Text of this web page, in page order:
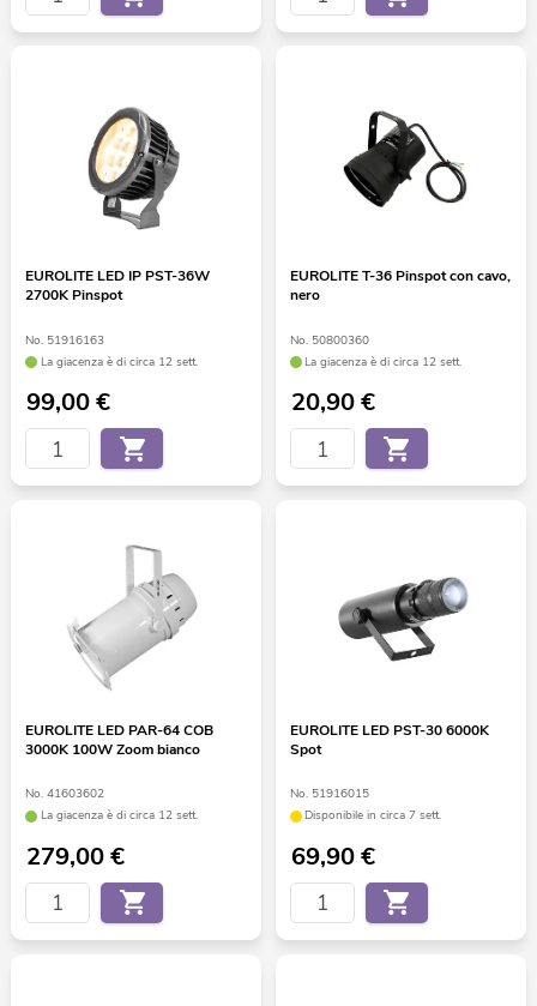
EUROLITE LED IP PST-36W
2700K Pinspot
No. 51916163
La giacenza è di circa 12 sett.
99,00€
EUROLITE T-36 Pinspot con cavo,
nero
No. 50800360
La giacenza è di circa 12 sett.
20,90€
EUROLITE LED PAR-64 COB
3000K 100W Zoom bianco
No. 41603602
La giacenza è di circa 12 sett.
279,00€
EUROLITE LED PST-30 6000K
Spot
No. 51916015
Disponibile in circa 7 sett.
69,90€